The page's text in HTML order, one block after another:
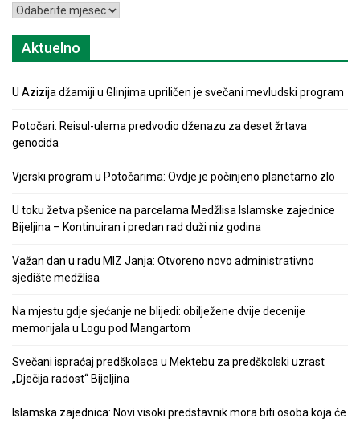
Arhiva
Aktuelno
U Azizija džamiji u Glinjima upriličen je svečani mevludski program
Potočari: Reisul-ulema predvodio dženazu za deset žrtava
genocida
Vjerski program u Potočarima: Ovdje je počinjeno planetarno zlo
U toku žetva pšenice na parcelama Medžlisa Islamske zajednice
Bijeljina – Kontinuiran i predan rad duži niz godina
Važan dan u radu MIZ Janja: Otvoreno novo administrativno
sjedište medžlisa
Na mjestu gdje sjećanje ne blijedi: obilježene dvije decenije
memorijala u Logu pod Mangartom
Svečani ispraćaj predškolaca u Mektebu za predškolski uzrast
„Dječija radost“ Bijeljina
Islamska zajednica: Novi visoki predstavnik mora biti osoba koja će